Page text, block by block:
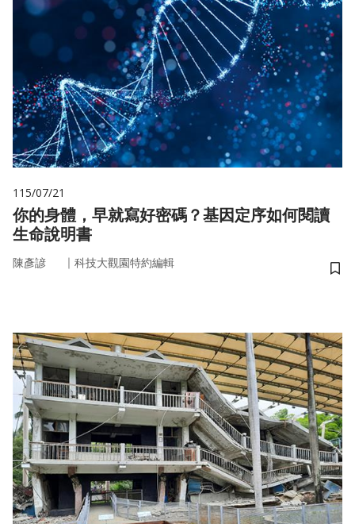
115/07/21
你的身體，早就寫好密碼？基因定序如何閱讀
生命說明書
陳彥諺 ｜ 科技大觀園特約編輯
儲